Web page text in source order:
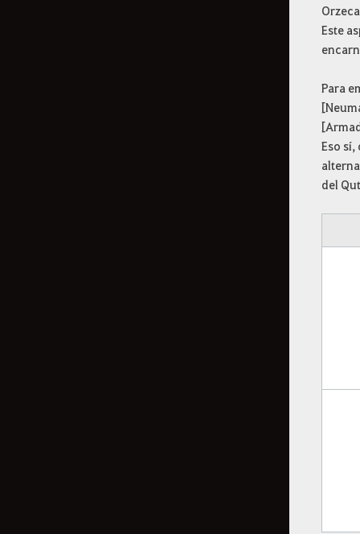
Este
Para
Eso
del